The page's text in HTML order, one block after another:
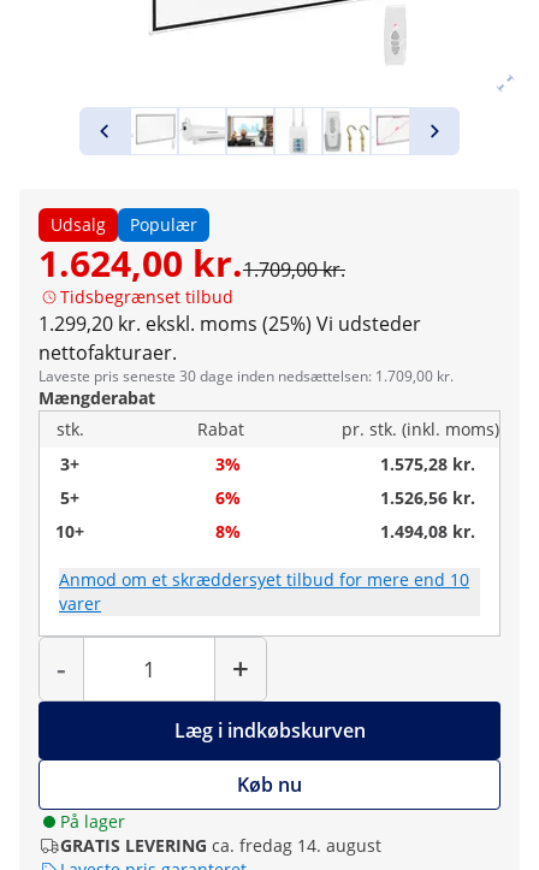
Udsalg Populær
1.624,00 kr.1.709,00 kr.
Tidsbegrænset tilbud
1.299,20 kr. ekskl. moms (25%) Vi udsteder
nettofakturaer.
Laveste pris seneste 30 dage inden nedsættelsen: 1.709,00 kr.
Mængderabat
stk.
Rabat
pr. stk. (inkl. moms)
3+
3%
1.575,28 kr.
5+
6%
1.526,56 kr.
10+
8% 1.494,08 kr.
Anmod om et skræddersyet tilbud for mere end 10
varer
-
Antal
+
Læg i indkøbskurven
Køb nu
På lager
GRATIS LEVERING ca. fredag 14. august